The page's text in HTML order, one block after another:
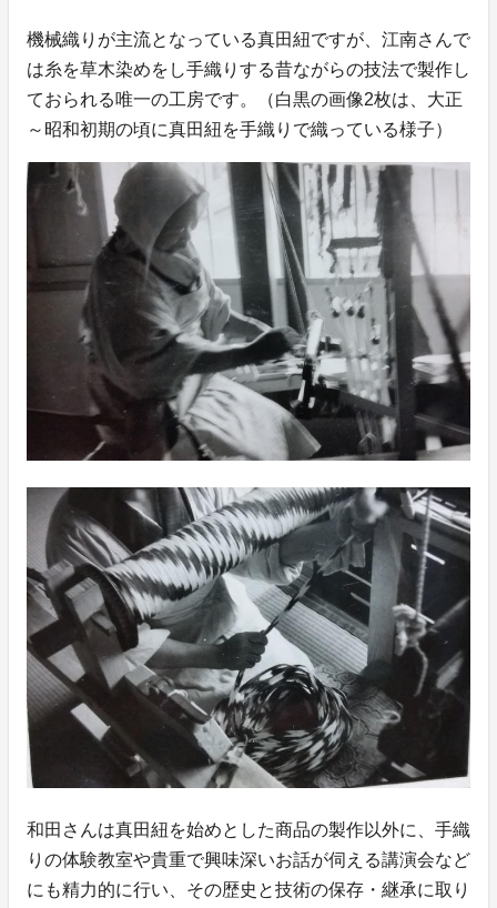
機械織りが主流となっている真田紐ですが、江南さんで
は糸を草木染めをし手織りする昔ながらの技法で製作し
ておられる唯一の工房です。（白黒の画像2枚は、大正
～昭和初期の頃に真田紐を手織りで織っている様子）
和田さんは真田紐を始めとした商品の製作以外に、手織
りの体験教室や貴重で興味深いお話が伺える講演会など
にも精力的に行い、その歴史と技術の保存・継承に取り